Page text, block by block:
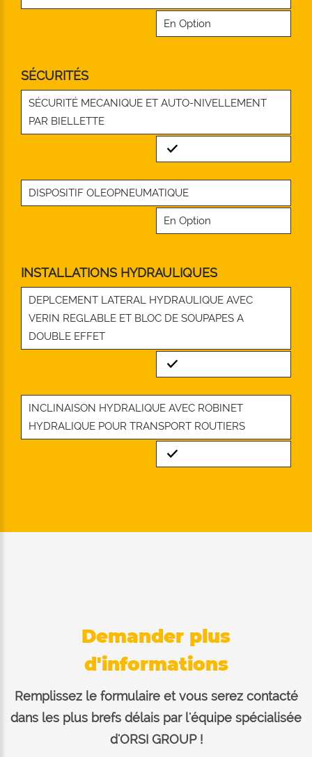
En Option
SÉCURITÉS
SÉCURITÉ MECANIQUE ET AUTO-NIVELLEMENT
PAR BIELLETTE
Standard
DISPOSITIF OLEOPNEUMATIQUE
En Option
INSTALLATIONS HYDRAULIQUES
DEPLCEMENT LATERAL HYDRAULIQUE AVEC
VERIN REGLABLE ET BLOC DE SOUPAPES A
DOUBLE EFFET
Standard
INCLINAISON HYDRALIQUE AVEC ROBINET
HYDRALIQUE POUR TRANSPORT ROUTIERS
Standard
Demander plus
d'informations
Remplissez le formulaire et vous serez contacté
dans les plus brefs délais par l'équipe spécialisée
d'ORSI GROUP !